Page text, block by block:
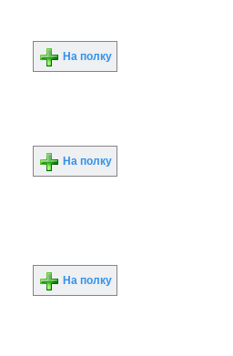
На полку
На полку
На полку